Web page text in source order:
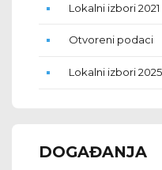
Lokalni izbori 2021
Otvoreni podaci
Lokalni izbori 2025
DOGAĐANJA